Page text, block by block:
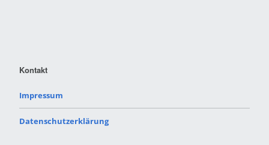
Kontakt
Impressum
Datenschutzerklärung